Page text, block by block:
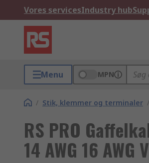
Vores servicesIndustry hub
Menu MPN
/ Stik, klemmer og terminaler /
RS PRO
14 AWG 16 AWG